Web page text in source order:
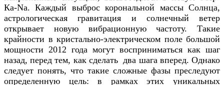
Ка-Na. Каждый выброс корональной массы Солнца,
астрологическая гравитация и солнечный ветер
открывает новую вибрационную частоту. Такие
крайности в кристально-электрическом поле большой
мощности 2012 года могут восприниматься как шаг
назад, перед тем, как сделать два шага вперед. Однако
следует понять, что такие сложные фазы преследуют
определенную цель: в рамках этих уникальных